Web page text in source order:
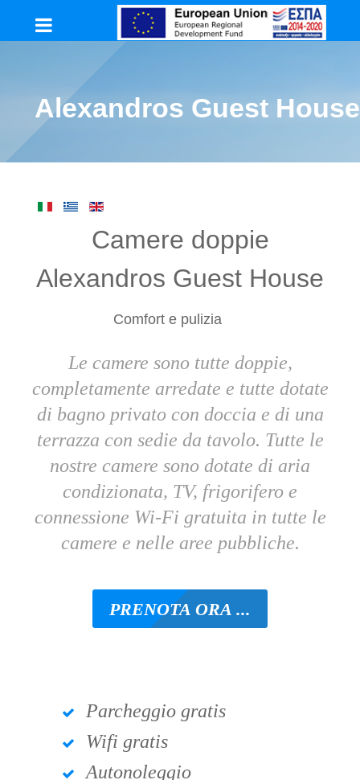
Alexandros Guest House
Camere doppie
Alexandros Guest House
Comfort e pulizia
Le camere sono tutte doppie,
completamente arredate e tutte dotate
di bagno privato con doccia e di una
terrazza con sedie da tavolo. Tutte le
nostre camere sono dotate di aria
condizionata, TV, frigorifero e
connessione Wi-Fi gratuita in tutte le
camere e nelle aree pubbliche.
PRENOTA ORA ...
Parcheggio gratis
Wifi gratis
Autonoleggio